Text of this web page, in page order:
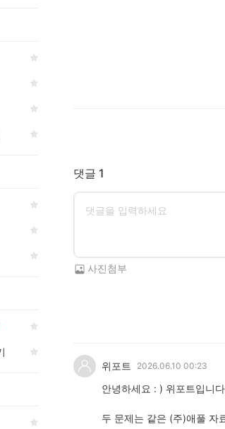
댓글 1
사진첨부
위포트 2026.06.10 00:23
안녕하세요 : ) 위포트입니
두 문제는 같은 (주)애풀 자